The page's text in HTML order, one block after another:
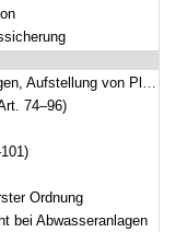
von Plänen
74–96)
Ordnung
bei Abwasseranlagen